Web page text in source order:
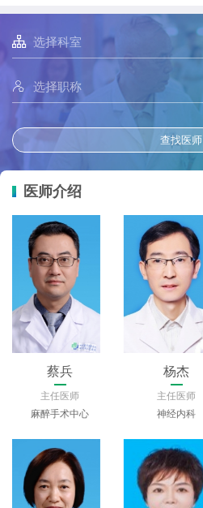


查找医师
医师介绍
蔡兵
主任医师
麻醉手术中心
杨杰
主任医师
神经内科